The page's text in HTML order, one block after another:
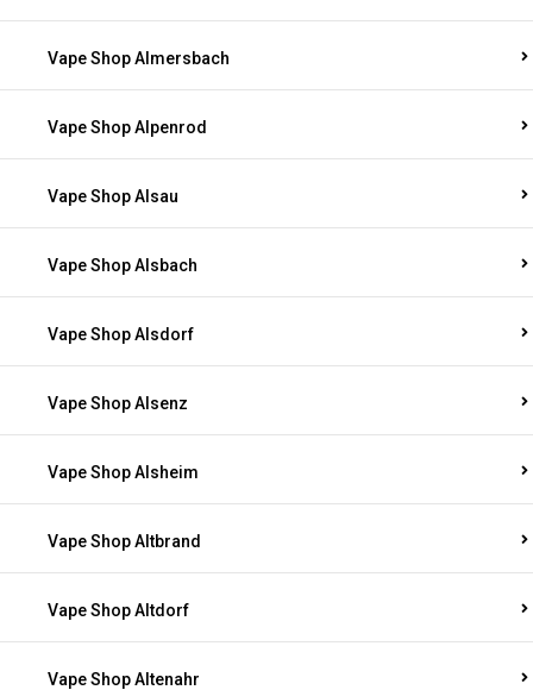
Vape Shop Almersbach
Vape Shop Alpenrod
Vape Shop Alsau
Vape Shop Alsbach
Vape Shop Alsdorf
Vape Shop Alsenz
Vape Shop Alsheim
Vape Shop Altbrand
Vape Shop Altdorf
Vape Shop Altenahr